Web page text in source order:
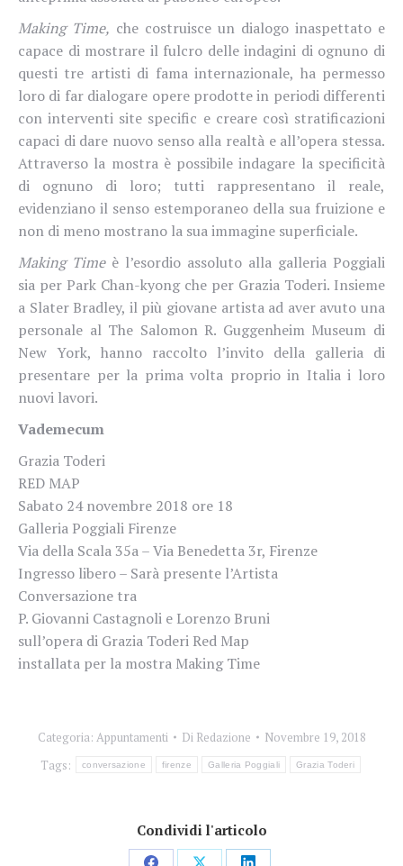
Making Time, che costruisce un dialogo inaspettato e
capace di mostrare il fulcro delle indagini di ognuno di
questi tre artisti di fama internazionale, ha permesso
loro di far dialogare opere prodotte in periodi differenti
con interventi site specific e creare così stratificazioni
capaci di dare nuovo senso alla realtà e all’opera stessa.
Attraverso la mostra è possibile indagare la specificità
di ognuno di loro; tutti rappresentano il reale,
evidenziano il senso estemporaneo della sua fruizione e
non di meno mostrano la sua immagine superficiale.
Making Timeè l’esordio assoluto alla galleria Poggiali
sia per Park Chan-kyong che per Grazia Toderi. Insieme
a Slater Bradley, il più giovane artista ad aver avuto una
personale al The Salomon R. Guggenheim Museum di
New York, hanno raccolto l’invito della galleria di
presentare per la prima volta proprio in Italia i loro
nuovi lavori.
Vademecum
Grazia Toderi
RED MAP
Sabato 24 novembre 2018 ore 18
Galleria Poggiali Firenze
Via della Scala 35a – Via Benedetta 3r, Firenze
Ingresso libero – Sarà presente l’Artista
Conversazione tra
P. Giovanni Castagnoli e Lorenzo Bruni
sull’opera di Grazia Toderi Red Map
installata per la mostra Making Time
Categoria: Appuntamenti Di Redazione
Novembre 19, 2018
Tags:
conversazione firenze Galleria Poggiali Grazia Toderi
Condividi l'articolo